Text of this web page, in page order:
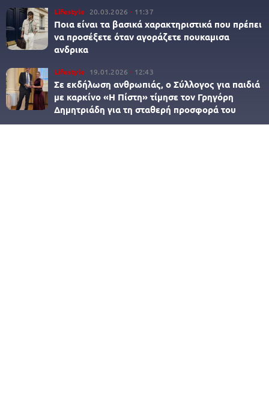
Lifestyle 20.03.2026 11:37
Ποια είναι τα βασικά χαρακτηριστικά που πρέπει
να προσέξετε όταν αγοράζετε πουκαμισα
ανδρικα
Lifestyle 19.01.2026 12:43
Σε εκδήλωση ανθρωπιάς, ο Σύλλογος για παιδιά
με καρκίνο «Η Πίστη» τίμησε τον Γρηγόρη
Δημητριάδη για τη σταθερή προσφορά του